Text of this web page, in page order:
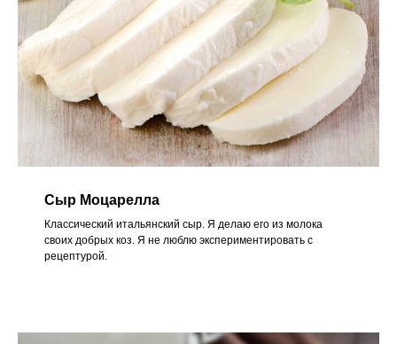
Сыр Моцарелла
Классический итальянский сыр. Я делаю его из молока
своих добрых коз. Я не люблю экспериментировать с
рецептурой.